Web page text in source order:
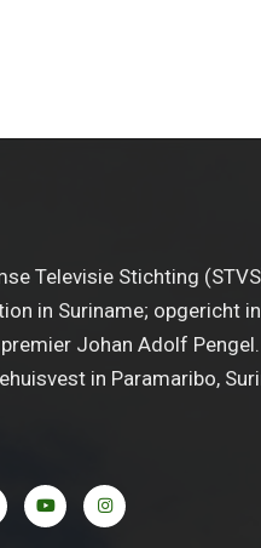
Televisie Stichting
in Suriname; opgericht
Johan Adolf Pengel.
in Paramaribo,